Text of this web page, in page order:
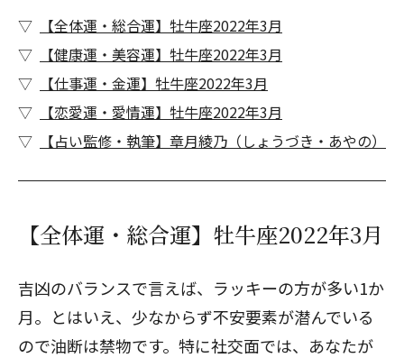
【全体運・総合運】牡牛座2022年3月
【健康運・美容運】牡牛座2022年3月
【仕事運・金運】牡牛座2022年3月
【恋愛運・愛情運】牡牛座2022年3月
【占い監修・執筆】章月綾乃（しょうづき・あやの）
【全体運・総合運】牡牛座2022年3月
吉凶のバランスで言えば、ラッキーの方が多い1か
月。とはいえ、少なからず不安要素が潜んでいる
ので油断は禁物です。特に社交面では、あなたが